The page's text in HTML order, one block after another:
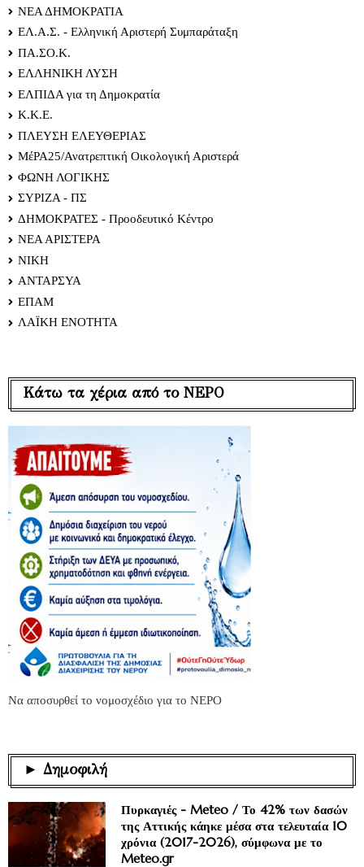
ΝΕΑ ΔΗΜΟΚΡΑΤΙΑ
ΕΛ.Α.Σ. - Ελληνική Αριστερή Συμπαράταξη
ΠΑ.ΣΟ.Κ.
ΕΛΛΗΝΙΚΗ ΛΥΣΗ
ΕΛΠΙΔΑ για τη Δημοκρατία
Κ.Κ.Ε.
ΠΛΕΥΣΗ ΕΛΕΥΘΕΡΙΑΣ
ΜέΡΑ25/Ανατρεπτική Οικολογική Αριστερά
ΦΩΝΗ ΛΟΓΙΚΗΣ
ΣΥΡΙΖΑ - ΠΣ
ΔΗΜΟΚΡΑΤΕΣ - Προοδευτικό Κέντρο
ΝΕΑ ΑΡΙΣΤΕΡΑ
ΝΙΚΗ
ΑΝΤΑΡΣΥΑ
ΕΠΑΜ
ΛΑΪΚΗ ΕΝΟΤΗΤΑ
Κάτω τα χέρια από το ΝΕΡΟ
Να αποσυρθεί το νομοσχέδιο για το ΝΕΡΟ
► Δημοφιλή
Πυρκαγιές - Meteo / Το 42% των δασών
της Αττικής κάηκε μέσα στα τελευταία 10
χρόνια (2017-2026), σύμφωνα με το
Meteo.gr